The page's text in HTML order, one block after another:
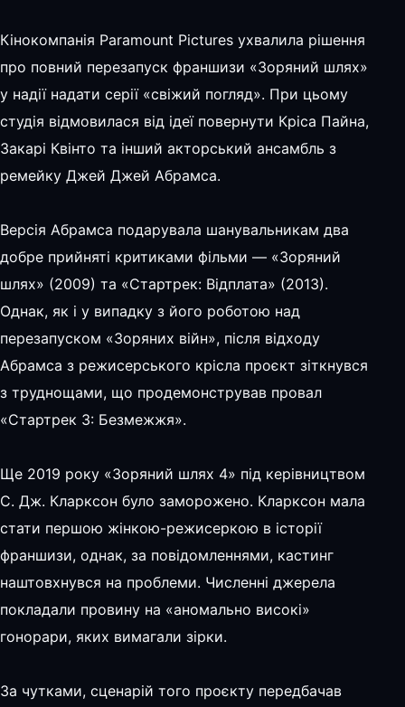
Кінокомпанія Paramount Pictures ухвалила рішення
про повний перезапуск франшизи «Зоряний шлях»
у надії надати серії «свіжий погляд». При цьому
студія відмовилася від ідеї повернути Кріса Пайна,
Закарі Квінто та інший акторський ансамбль з
ремейку Джей Джей Абрамса.
Версія Абрамса подарувала шанувальникам два
добре прийняті критиками фільми — «Зоряний
шлях» (2009) та «Стартрек: Відплата» (2013).
Однак, як і у випадку з його роботою над
перезапуском «Зоряних війн», після відходу
Абрамса з режисерського крісла проєкт зіткнувся
з труднощами, що продемонстрував провал
«Стартрек 3: Безмежжя».
Ще 2019 року «Зоряний шлях 4» під керівництвом
С. Дж. Кларксон було заморожено. Кларксон мала
стати першою жінкою-режисеркою в історії
франшизи, однак, за повідомленнями, кастинг
наштовхнувся на проблеми. Численні джерела
покладали провину на «аномально високі»
гонорари, яких вимагали зірки.
За чутками, сценарій того проєкту передбачав